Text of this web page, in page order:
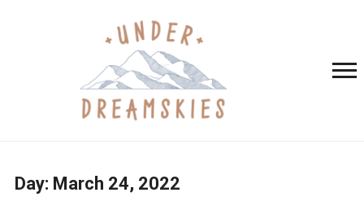
Day: March 24, 2022